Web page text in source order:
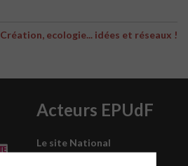
Création, ecologie... idées et réseaux !
Acteurs EPUdF
Le site National